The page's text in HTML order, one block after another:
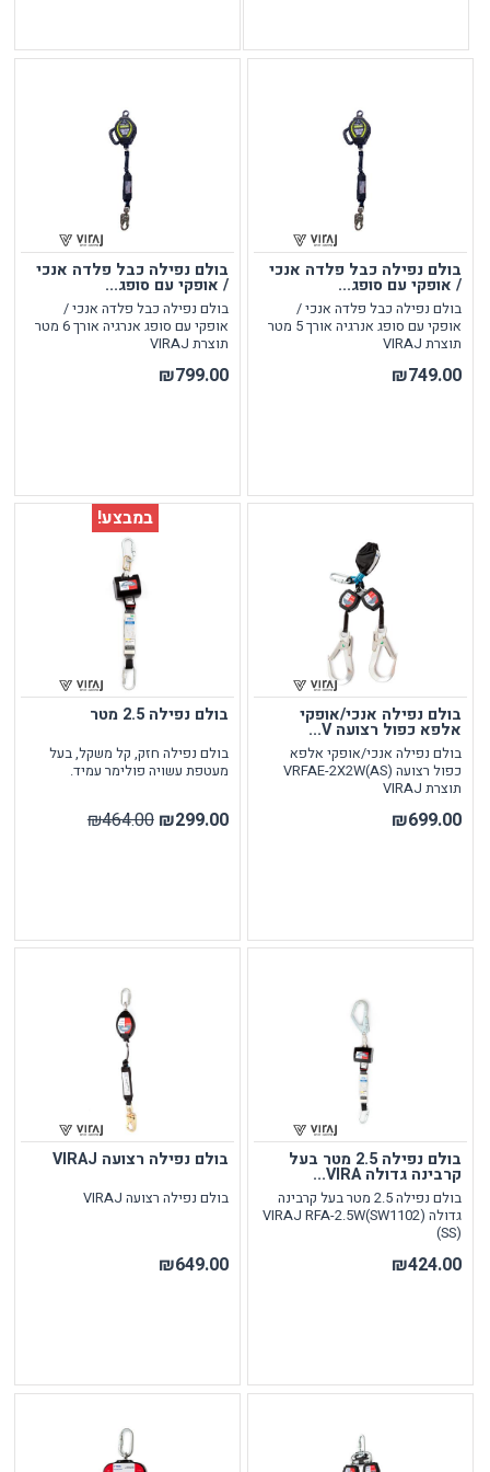
בולם נפילה כבל פלדה אנכי
/ אופקי עם סופג...
בולם נפילה כבל פלדה אנכי /
אופקי עם סופג אנרגיה אורך 5 מטר
תוצרת VIRAJ
₪749.00
בולם נפילה כבל פלדה אנכי
/ אופקי עם סופג...
בולם נפילה כבל פלדה אנכי /
אופקי עם סופג אנרגיה אורך 6 מטר
תוצרת VIRAJ
₪799.00
בולם נפילה אנכי/אופקי
אלפא כפול רצועה V...
בולם נפילה אנכי/אופקי אלפא
כפול רצועה VRFAE-2X2W(AS)
תוצרת VIRAJ
₪699.00
במבצע!
בולם נפילה 2.5 מטר
בולם נפילה חזק, קל משקל, בעל
מעטפת עשויה פולימר עמיד.
₪299.00
₪464.00
בולם נפילה 2.5 מטר בעל
קרבינה גדולה VIRA...
בולם נפילה 2.5 מטר בעל קרבינה
גדולה VIRAJ RFA-2.5W(SW1102)
(SS)
₪424.00
בולם נפילה רצועה VIRAJ
בולם נפילה רצועה VIRAJ
₪649.00